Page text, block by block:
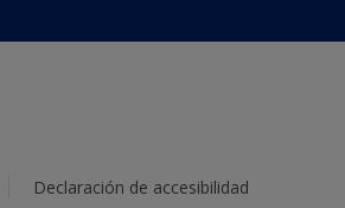
Declaración de accesibilidad